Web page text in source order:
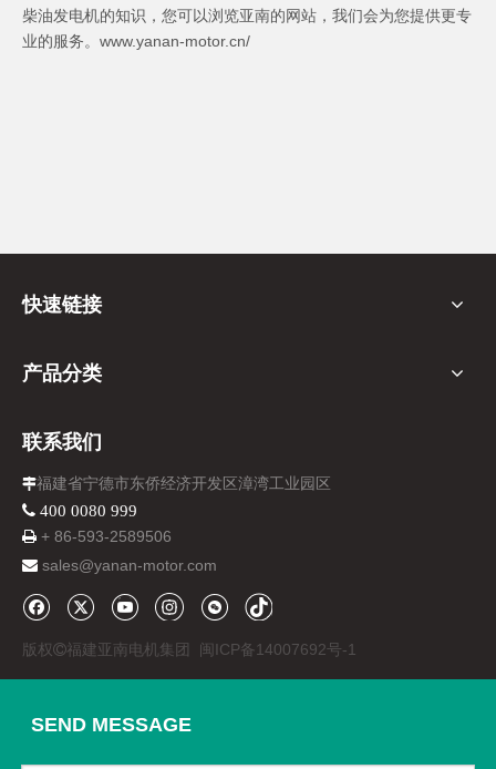
柴油发电机的知识，您可以浏览亚南的网站，我们会为您提供更专
业的服务。www.yanan-motor.cn/
快速链接
产品分类
联系我们
福建省宁德市东侨经济开发区漳湾工业园区
 400 0080 999
 + 86-593-2589506
 sales@yanan-motor.com
版权福建亚南电机集团 闽ICP备14007692号-1
SEND MESSAGE